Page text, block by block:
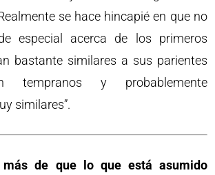
se hace hincapié en que no
especial acerca de los primeros
bastante similares a sus parientes
tempranos y probablemente
similares”.
más de que lo que está asumido